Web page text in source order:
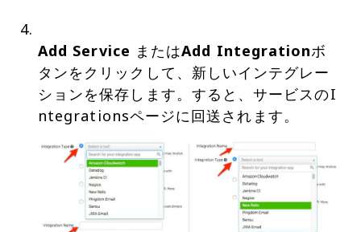
Add Service またはAdd Integrationボ
タンをクリックして、新しいインテグレー
ションを保存します。すると、サービスのI